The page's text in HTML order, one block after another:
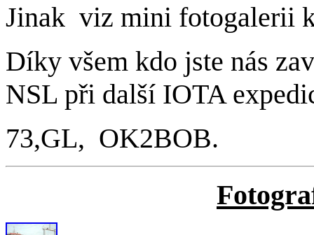
Jinak viz mini fotogalerii
Díky všem kdo jste nás
NSL při další IOTA
73,GL, OK2BOB.